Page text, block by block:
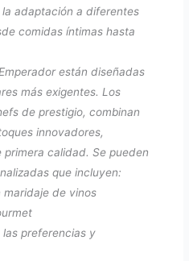
adaptación a diferentes
comidas íntimas hasta
están diseñadas
más exigentes. Los
de prestigio, combinan
innovadores,
calidad. Se pueden
que incluyen:
maridaje de vinos
las preferencias y